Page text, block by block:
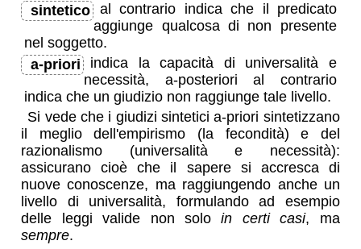
sintetico
al contrario indica che il predicato
aggiunge qualcosa di non presente
nel soggetto.
a-priori
indica la capacità di universalità e
necessità, a-posteriori al contrario
indica che un giudizio non raggiunge tale livello.
Si vede che i giudizi sintetici a-priori sintetizzano
il meglio dell'empirismo (la fecondità) e del
razionalismo (universalità e necessità):
assicurano cioè che il sapere si accresca di
nuove conoscenze, ma raggiungendo anche un
livello di universalità, formulando ad esempio
delle leggi valide non soloin certi casi, ma
sempre.